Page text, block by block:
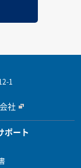
1
社
ポート